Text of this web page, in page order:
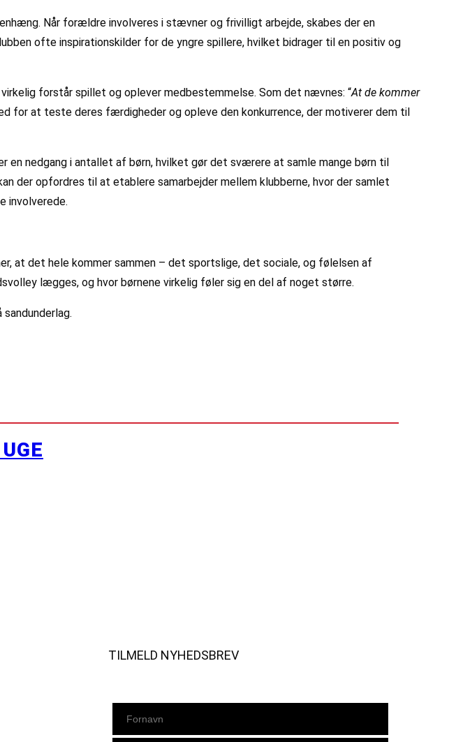
Når forældre involveres i stævner og frivilligt arbejde, skabes der en
ofte inspirationskilder for de yngre spillere, hvilket bidrager til en positiv og
forstår spillet og oplever medbestemmelse. Som det nævnes: “At de kommer
for at teste deres færdigheder og opleve den konkurrence, der motiverer dem til
nedgang i antallet af børn, hvilket gør det sværere at samle mange børn til
der opfordres til at etablere samarbejder mellem klubberne, hvor der samlet
involverede.
at det hele kommer sammen – det sportslige, det sociale, og følelsen af
lægges, og hvor børnene virkelig føler sig en del af noget større.
TILMELD NYHEDSBREV